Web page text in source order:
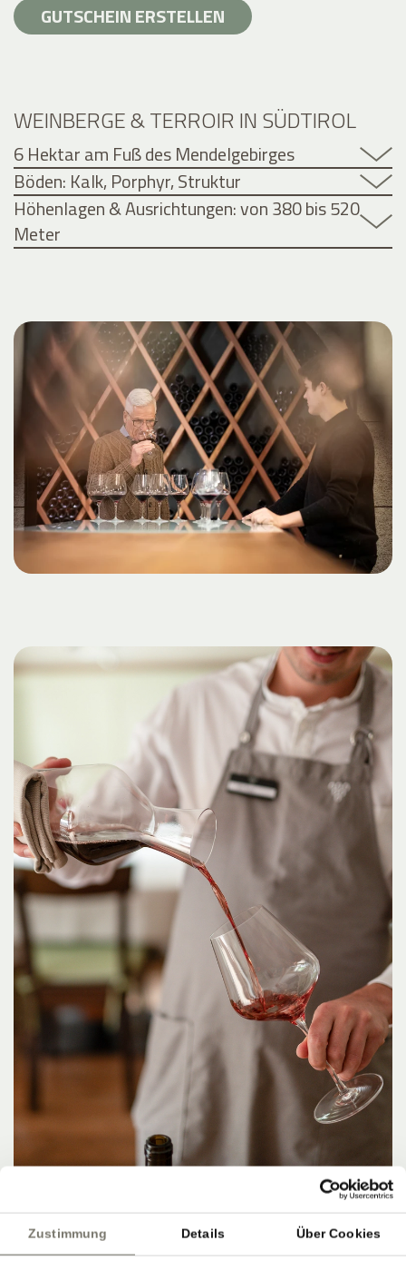
Zustimmung Details Über Cookies
GUTSCHEIN ERSTELLEN
WEINBERGE & TERROIR IN SÜDTIROL
6 Hektar am Fuß des Mendelgebirges
Böden: Kalk, Porphyr, Struktur
Höhenlagen & Ausrichtungen: von 380 bis 520
Meter